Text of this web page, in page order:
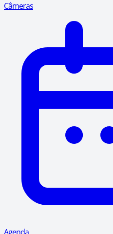
Câmeras